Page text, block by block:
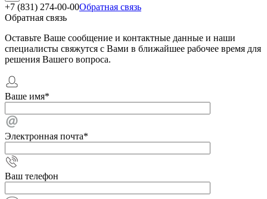
+7 (831) 274-00-00Обратная связь
Обратная связь
Оставьте Ваше сообщение и контактные данные и наши
специалисты свяжутся с Вами в ближайшее рабочее время для
решения Вашего вопроса.
Ваше имя*
Электронная почта*
Ваш телефон